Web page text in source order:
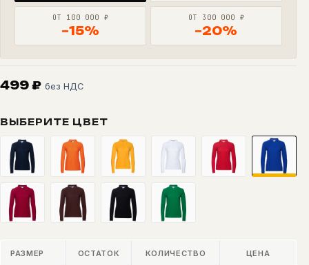
ОТ 100 000 ₽
−15%
ОТ 300 000 ₽
−20%
499 ₽ без НДС
ВЫБЕРИТЕ ЦВЕТ
РАЗМЕР ОСТАТОК КОЛИЧЕСТВО ЦЕНА